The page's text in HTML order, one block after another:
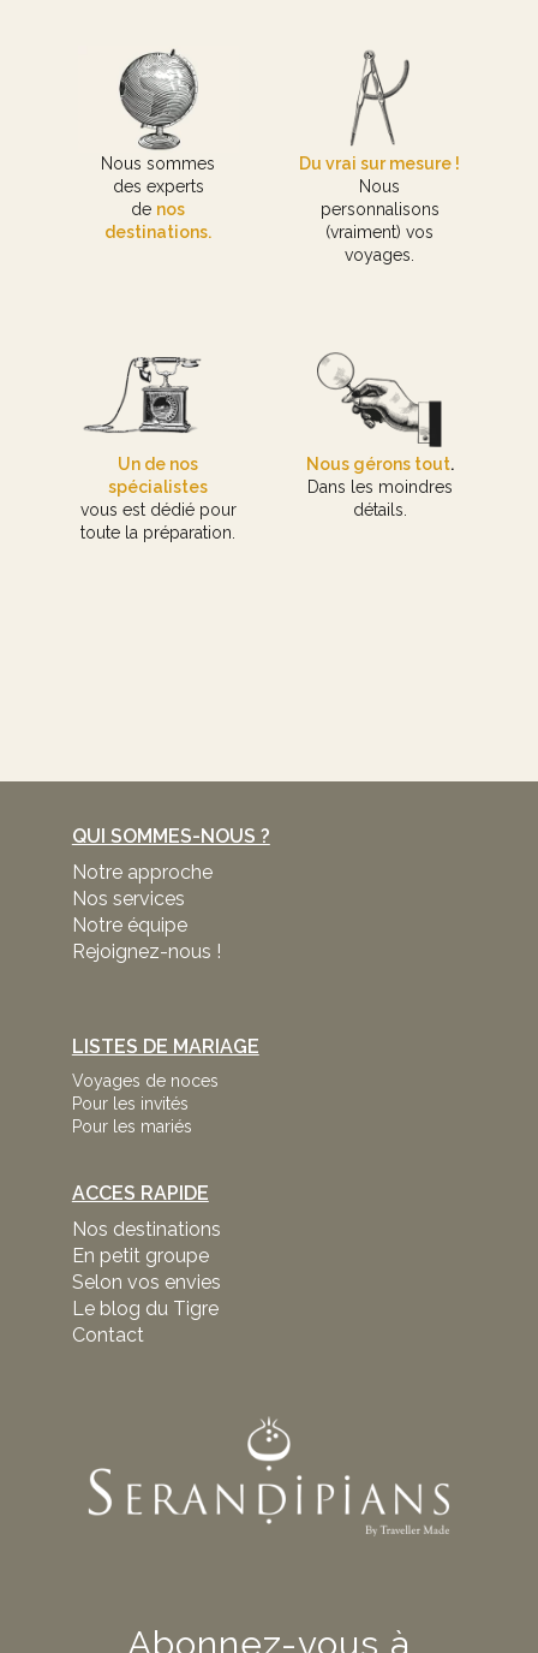
Nous sommes
des experts
de nos
destinations.
Du vrai sur mesure !
Nous
personnalisons
(vraiment) vos
voyages.
Un de nos
spécialistes
vous est dédié pour
toute la préparation.
Nous gérons tout.
Dans les moindres
détails.
QUI SOMMES-NOUS ?
Notre approche
Nos services
Notre équipe
Rejoignez-nous !
LISTES DE MARIAGE
Voyages de noces
Pour les invités
Pour les mariés
ACCES RAPIDE
Nos destinations
En petit groupe
Selon vos envies
Le blog du Tigre
Contact
Abonnez-vous à